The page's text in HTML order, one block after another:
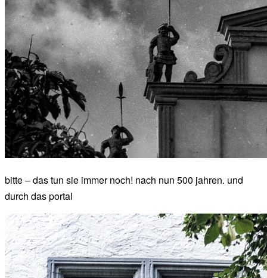
bitte – das tun sie immer noch! nach nun 500 jahren. und
durch das portal